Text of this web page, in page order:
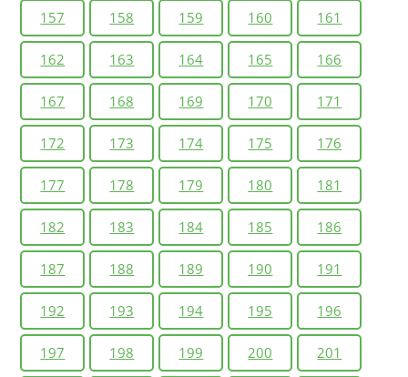
157 158 159 160 161
162 163 164 165 166
167 168 169 170 171
172 173 174 175 176
177 178 179 180 181
182 183 184 185 186
187 188 189 190 191
192 193 194 195 196
197 198 199 200 201